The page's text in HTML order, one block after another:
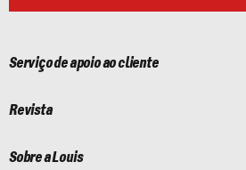
Serviço de apoio ao cliente
Revista
Sobre a Louis